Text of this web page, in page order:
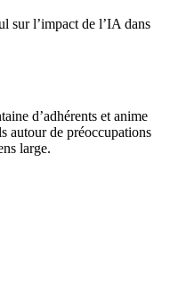
sur l’impact de l’IA dans
d’adhérents et anime
autour de préoccupations
large.